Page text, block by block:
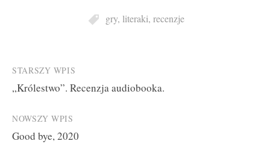
gry, literaki, recenzje
Post
navigation
STARSZY WPIS
„Królestwo”. Recenzja audiobooka.
NOWSZY WPIS
Good bye, 2020